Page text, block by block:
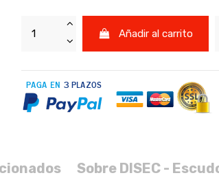
Añadir al carrito
Sobre DISEC -